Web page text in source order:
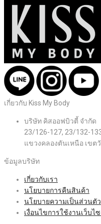
เกี่ยวกับ Kiss My Body
บริษัท คิสออฟบิวตี้ จำกัด
23/126-127, 23/132-
แขวงคลองตันเหนือ เขต
ข้อมูลบริษัท
เกี่ยวกับเรา
นโยบายการคืนสินค้า
นโยบายความเป็นส่วนตัว
เงื่อนไขการใช้งานเว็บไ